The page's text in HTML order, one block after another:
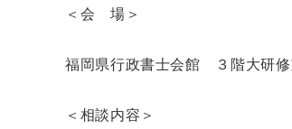
＜会 場＞
福岡県行政書士会館 ３階大研修
＜相談内容＞